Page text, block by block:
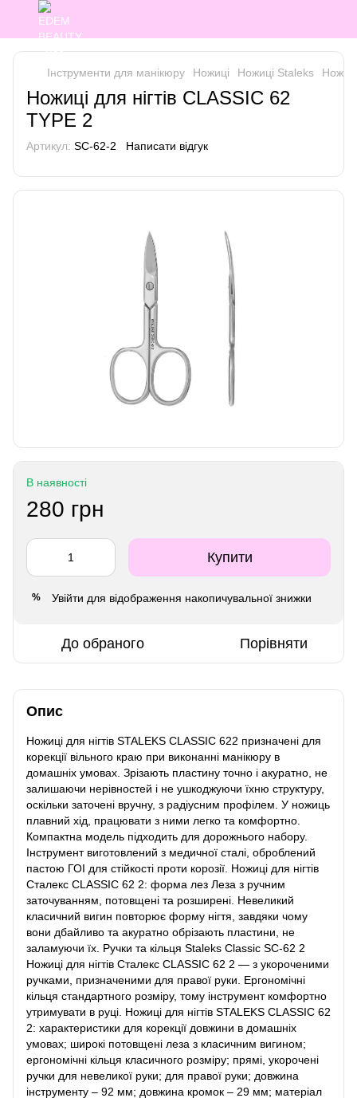
Інструменти для манікюру Ножиці Ножиці Staleks
Ножиці для нігтів CLASSIC 62
TYPE 2
Артикул: SC-62-2 Написати відгук
В наявності
280 грн
Купити
% Увійти для відображення накопичувальної знижки
До обраного Порівняти
Опис
Ножиці для нігтів STALEKS CLASSIC 622 призначені для
корекції вільного краю при виконанні манікюру в
домашніх умовах. Зрізають пластину точно і акуратно, не
залишаючи нерівностей і не ушкоджуючи їхню структуру,
оскільки заточені вручну, з радіусним профілем. У ножиць
плавний хід, працювати з ними легко та комфортно.
Компактна модель підходить для дорожнього набору.
Інструмент виготовлений з медичної сталі, оброблений
пастою ГОІ для стійкості проти корозії. Ножиці для нігтів
Сталекс CLASSIC 62 2: форма лез Леза з ручним
заточуванням, потовщені та розширені. Невеликий
класичний вигин повторює форму нігтя, завдяки чому
вони дбайливо та акуратно обрізають пластини, не
заламуючи їх. Ручки та кільця Staleks Classic SC-62 2
Ножиці для нігтів Сталекс CLASSIC 62 2 — з укороченими
ручками, призначеними для правої руки. Ергономічні
кільця стандартного розміру, тому інструмент комфортно
утримувати в руці. Ножиці для нігтів STALEKS CLASSIC 62
2: характеристики для корекції довжини в домашніх
умовах; широкі потовщені леза з класичним вигином;
ергономічні кільця класичного розміру; прямі, укорочені
ручки для невеликої руки; для правої руки; довжина
інструменту – 92 мм; довжина кромок – 29 мм; матеріал